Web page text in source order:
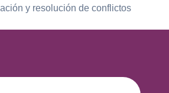
y resolución de conflictos